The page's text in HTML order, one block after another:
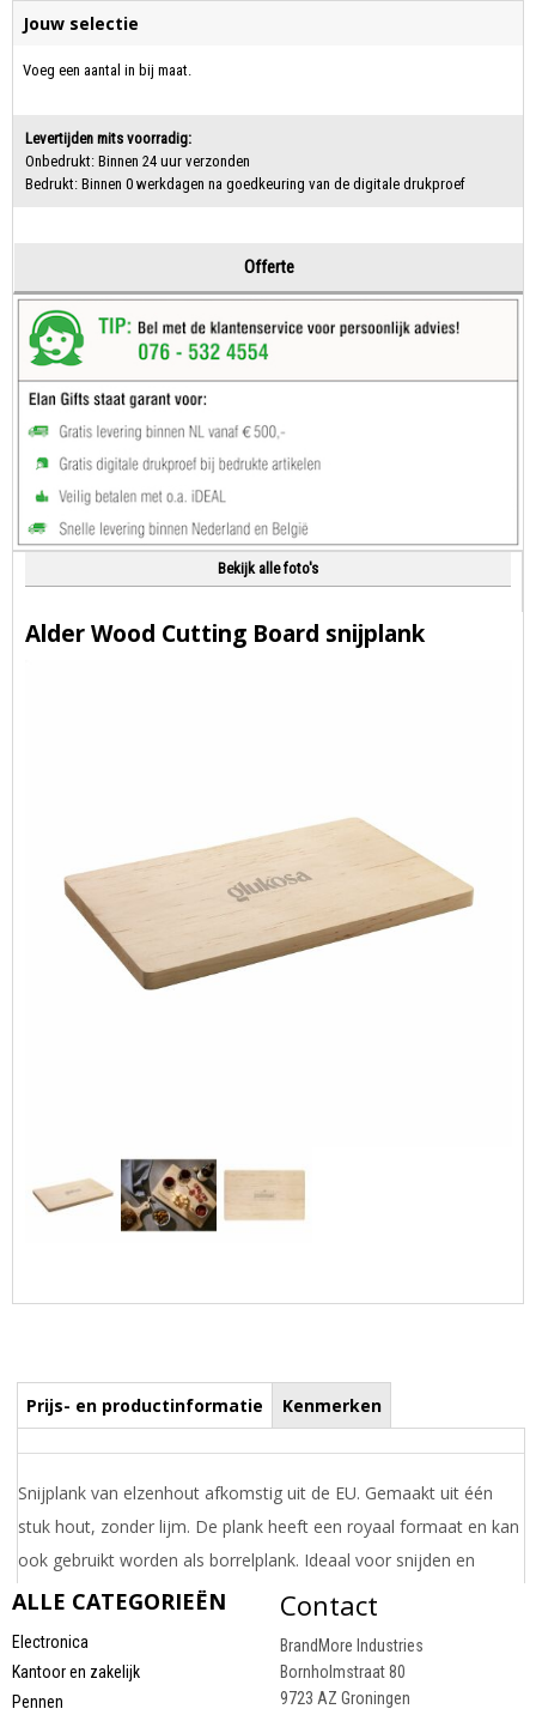
Jouw selectie
Voeg een aantal in bij maat.
Levertijden mits voorradig:
Onbedrukt: Binnen 24 uur verzonden
Bedrukt: Binnen 0 werkdagen na goedkeuring van de digitale drukproef
Offerte
Bekijk alle foto's
Alder Wood Cutting Board snijplank
Prijs- en productinformatie Kenmerken
Snijplank van elzenhout afkomstig uit de EU. Gemaakt uit één
stuk hout, zonder lijm. De plank heeft een royaal formaat en kan
ook gebruikt worden als borrelplank. Ideaal voor snijden en
presenteren. Elzenhout heeft een gelijkmatige structuur. De
soms aanwezig zijn, geven dit hout een uniek karakter. Made in
Croatia.
Contact
BrandMore Industries
Bornholmstraat 80
9723 AZ Groningen
ALLE CATEGORIEËN
Electronica
Kantoor en zakelijk
Pennen